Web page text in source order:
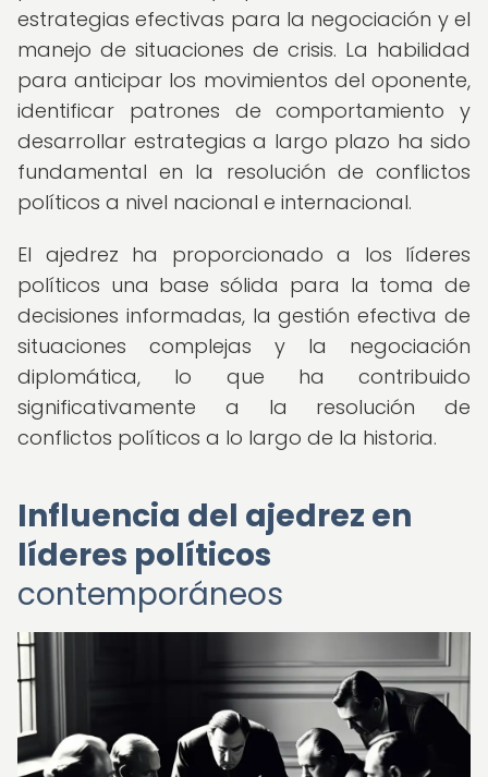
estrategias efectivas para la negociación y el
manejo de situaciones de crisis. La habilidad
para anticipar los movimientos del oponente,
identificar patrones de comportamiento y
desarrollar estrategias a largo plazo ha sido
fundamental en la resolución de conflictos
políticos a nivel nacional e internacional.
El ajedrez ha proporcionado a los líderes
políticos una base sólida para la toma de
decisiones informadas, la gestión efectiva de
situaciones complejas y la negociación
diplomática, lo que ha contribuido
significativamente a la resolución de
conflictos políticos a lo largo de la historia.
Influencia del ajedrez en
líderes políticos
contemporáneos